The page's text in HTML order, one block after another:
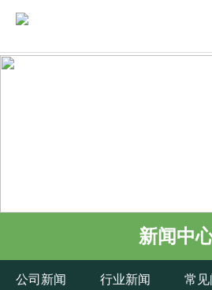
新闻中
公司新闻 行业新闻 常见